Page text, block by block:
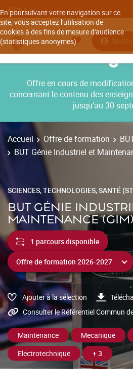
En poursuivant votre navigation sur ce
site, vous acceptez l'utilisation de
cookies à des fins de mesure d'audience
(statistiques anonymes).
Aller à
Se
Offre en cours de
concernant le contenu des
jusqu’au 30
Accueil Offre de formation
BUT Génie Industriel et
SCIENCES, TECHNOLOGIES, SANTÉ
BUT GÉNIE
MAINTENANCE
1 parcours disponible
Ajouter à la sélection
Consulter le Référentiel Commun
Maintenance Mecanique
Electrotechnique
+ 3